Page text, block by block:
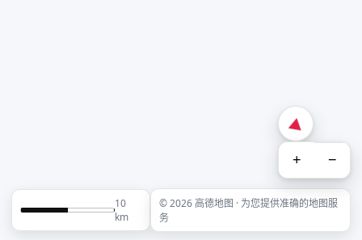
+ −
10
km
© 2026 高德地图 · 为您提供准确的地图服
务